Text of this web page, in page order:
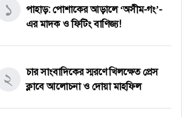
১
পাহাড়: পোশাকের আড়ালে ‘অসীম-গং’-
এর মাদক ও ফিটিং বাণিজ্য!
২
চার সাংবাদিকের স্মরণে খিলক্ষেত প্রেস
ক্লাবে আলোচনা ও দোয়া মাহফিল